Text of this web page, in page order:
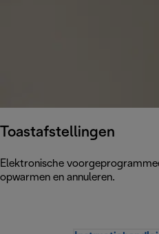
Toastafstellingen
Elektronische
opwarmen en annuleren.